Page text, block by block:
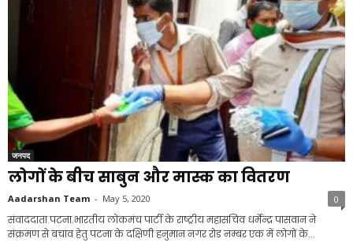
जनपद
लोगों के बीच साबुन और मास्क का वितरण
Aadarshan Team - May 5, 2020 0
संवाददाता.पटना.भारतीय लोकमंच पार्टी के राष्ट्रीय महासचिव धर्मेन्द्र पासवान ने
संक्रमण से बचाव हेतु पटना के दक्षिणी हनुमान नगर रोड नम्बर एक में लोगों के...